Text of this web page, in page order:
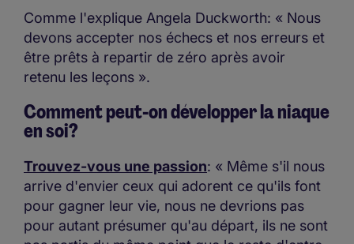
Comme l'explique Angela Duckworth: « Nous
devons accepter nos échecs et nos erreurs et
être prêts à repartir de zéro après avoir
retenu les leçons ».
Comment peut-on développer la niaque
en soi?
Trouvez-vous une passion: « Même s'il nous
arrive d'envier ceux qui adorent ce qu'ils font
pour gagner leur vie, nous ne devrions pas
pour autant présumer qu'au départ, ils ne sont